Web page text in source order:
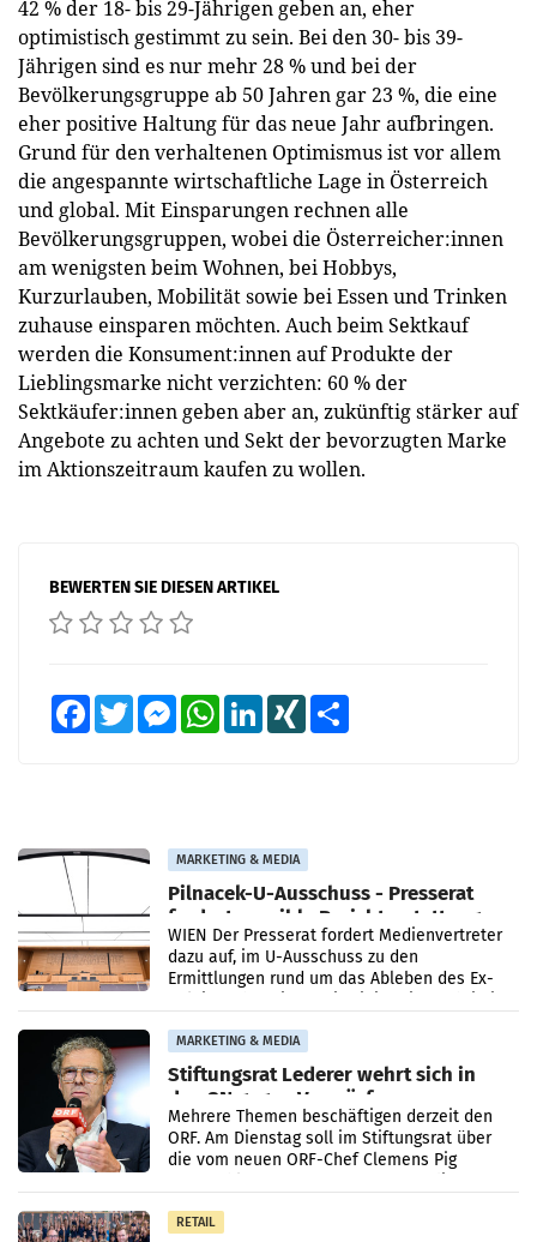
42 % der 18- bis 29-Jährigen geben an, eher
optimistisch gestimmt zu sein. Bei den 30- bis 39-
Jährigen sind es nur mehr 28 % und bei der
Bevölkerungsgruppe ab 50 Jahren gar 23 %, die eine
eher positive Haltung für das neue Jahr aufbringen.
Grund für den verhaltenen Optimismus ist vor allem
die angespannte wirtschaftliche Lage in Österreich
und global. Mit Einsparungen rechnen alle
Bevölkerungsgruppen, wobei die Österreicher:innen
am wenigsten beim Wohnen, bei Hobbys,
Kurzurlauben, Mobilität sowie bei Essen und Trinken
zuhause einsparen möchten. Auch beim Sektkauf
werden die Konsument:innen auf Produkte der
Lieblingsmarke nicht verzichten: 60 % der
Sektkäufer:innen geben aber an, zukünftig stärker auf
Angebote zu achten und Sekt der bevorzugten Marke
im Aktionszeitraum kaufen zu wollen.
BEWERTEN SIE DIESEN ARTIKEL
FacebookTwitter MessengerWhatsAppLinkedInXING
MARKETING & MEDIA
Pilnacek-U-Ausschuss - Presserat
fordert sensible Berichterstattung
WIEN Der Presserat fordert Medienvertreter
dazu auf, im U-Ausschuss zu den
Ermittlungen rund um das Ableben des Ex-
MARKETING & MEDIA
Stiftungsrat Lederer wehrt sich in
den SN gegen Vorwürfe
Mehrere Themen beschäftigen derzeit den
ORF. Am Dienstag soll im Stiftungsrat über
die vom neuen ORF-Chef Clemens Pig
RETAIL